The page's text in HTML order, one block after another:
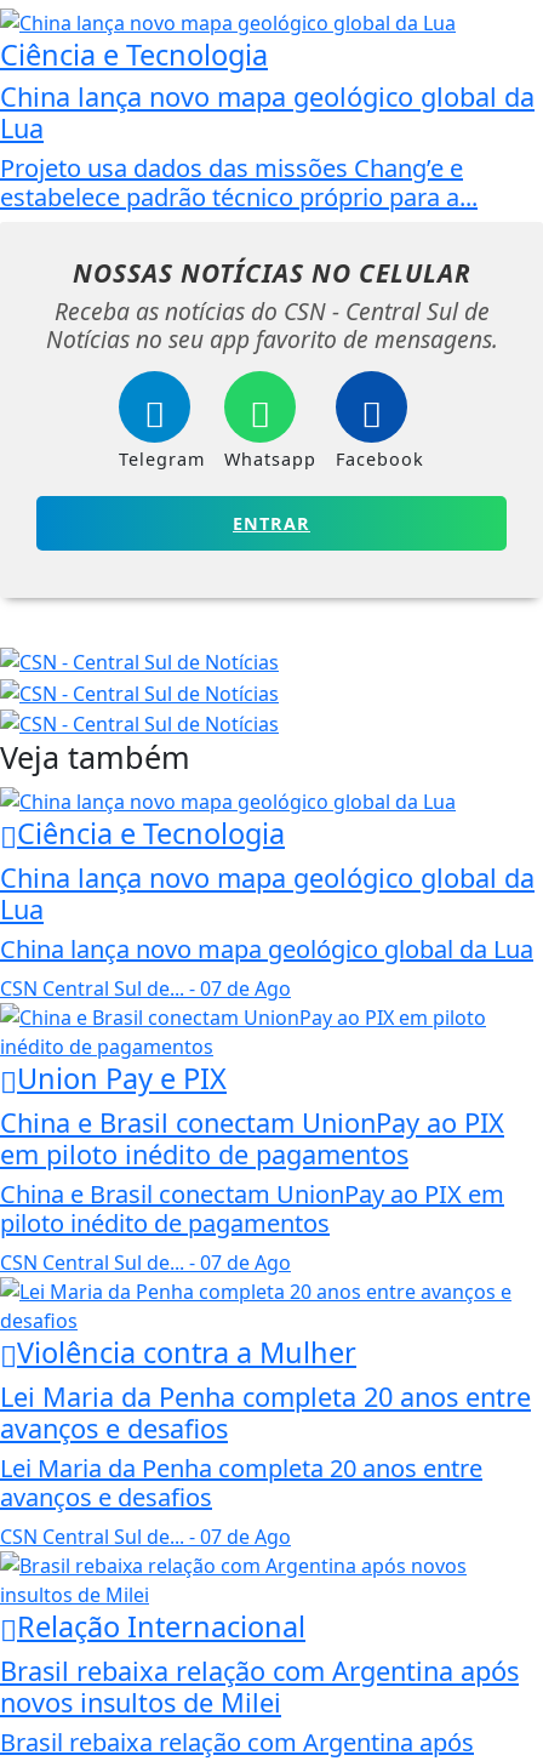
Ciência e Tecnologia
China lança novo mapa geológico global da
Lua
Projeto usa dados das missões Chang’e e
estabelece padrão técnico próprio para a...
NOSSAS NOTÍCIAS NO CELULAR
Receba as notícias do CSN - Central Sul de
Notícias no seu app favorito de mensagens.
Telegram Whatsapp Facebook
ENTRAR
Veja também
Ciência e Tecnologia
China lança novo mapa geológico global da
Lua
China lança novo mapa geológico global da Lua
CSN Central Sul de... - 07 de Ago
Union Pay e PIX
China e Brasil conectam UnionPay ao PIX
em piloto inédito de pagamentos
China e Brasil conectam UnionPay ao PIX em
piloto inédito de pagamentos
CSN Central Sul de... - 07 de Ago
Violência contra a Mulher
Lei Maria da Penha completa 20 anos entre
avanços e desafios
Lei Maria da Penha completa 20 anos entre
avanços e desafios
CSN Central Sul de... - 07 de Ago
Relação Internacional
Brasil rebaixa relação com Argentina após
novos insultos de Milei
Brasil rebaixa relação com Argentina após